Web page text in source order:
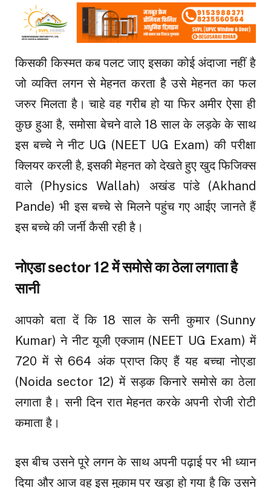
किसकी किस्मत कब पलट जाए इसका कोई अंदाजा नहीं है
जो व्यक्ति लगन से मेहनत करता है उसे मेहनत का फल
जरुर मिलता है। चाहे वह गरीब हो या फिर अमीर ऐसा ही
कुछ हुआ है, समोसा बेचने वाले 18 साल के लड़के के साथ
इस बच्चे ने नीट UG (NEET UG Exam) की परीक्षा
क्लियर करली है, इसकी मेहनत को देखते हुए खुद फिजिक्स
वाले (Physics Wallah) अखंड पांडे (Akhand
Pande) भी इस बच्चे से मिलने पहुंच गए आईए जानते हैं
इस बच्चे की जर्नी कैसी रही है।
नोएडा sector 12 में समोसे का ठेला लगाता है
सानी
आपको बता दें कि 18 साल के सनी कुमार (Sunny
Kumar) ने नीट यूजी एक्जाम (NEET UG Exam) में
720 में से 664 अंक प्राप्त किए हैं यह बच्चा नोएडा
(Noida sector 12) में सड़क किनारे समोसे का ठेला
लगाता है। सनी दिन रात मेहनत करके अपनी रोजी रोटी
कमाता है।
इस बीच उसने पूरे लगन के साथ अपनी पढ़ाई पर भी ध्यान
दिया और आज वह इस मुकाम पर खड़ा हो गया है कि उसने